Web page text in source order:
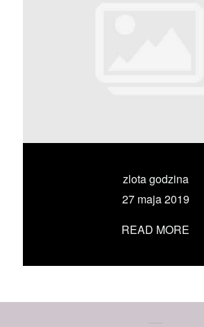
zlota godzina
27 maja 2019
READ MORE
UMÓW SIĘ ZE